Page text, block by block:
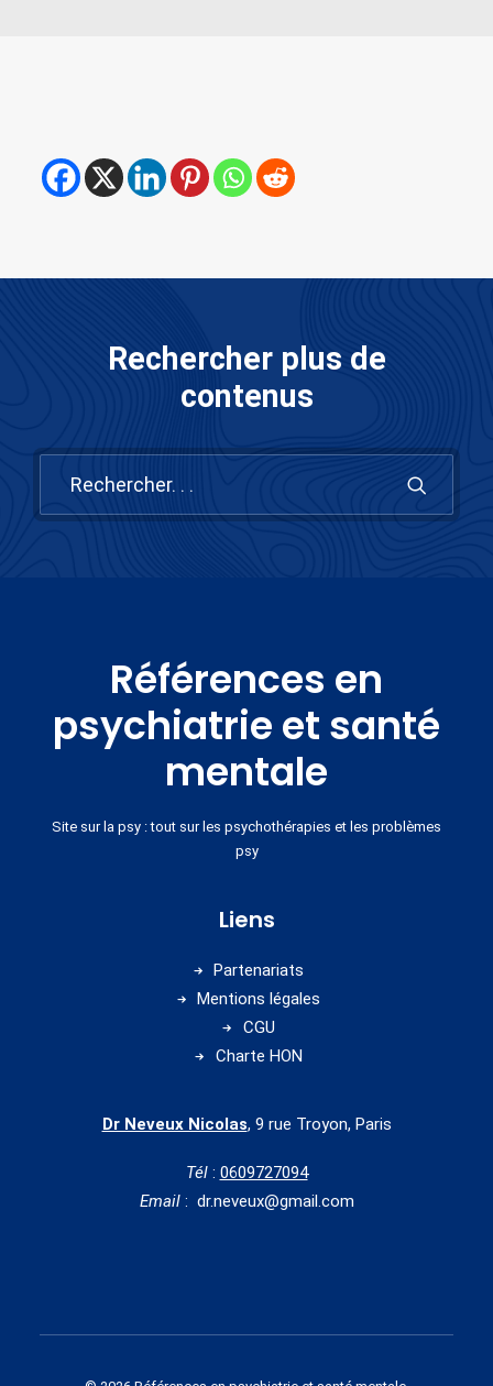
Rechercher plus de
contenus
Références en
psychiatrie et santé
mentale
Site sur la psy : tout sur les psychothérapies et les problèmes
psy
Liens
Partenariats
Mentions légales
CGU
Charte HON
Dr Neveux Nicolas, 9 rue Troyon, Paris
Tél : 0609727094
Email: dr.neveux@gmail.com